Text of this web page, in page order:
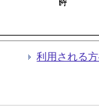
利用される